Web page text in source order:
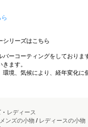
シリーズはこちら
ーコーティングをしておりま
ます。
境、気候により、経年変化に
・ レディース
メンズの小物 / レディースの小物